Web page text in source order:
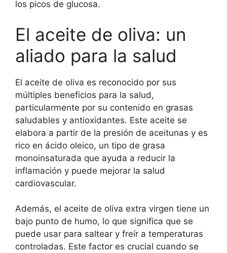
los picos de glucosa.
El aceite de oliva: un
aliado para la salud
El aceite de oliva es reconocido por sus
múltiples beneficios para la salud,
particularmente por su contenido en grasas
saludables y antioxidantes. Este aceite se
elabora a partir de la presión de aceitunas y es
rico en ácido oleico, un tipo de grasa
monoinsaturada que ayuda a reducir la
inflamación y puede mejorar la salud
cardiovascular.
Además, el aceite de oliva extra virgen tiene un
bajo punto de humo, lo que significa que se
puede usar para saltear y freír a temperaturas
controladas. Este factor es crucial cuando se